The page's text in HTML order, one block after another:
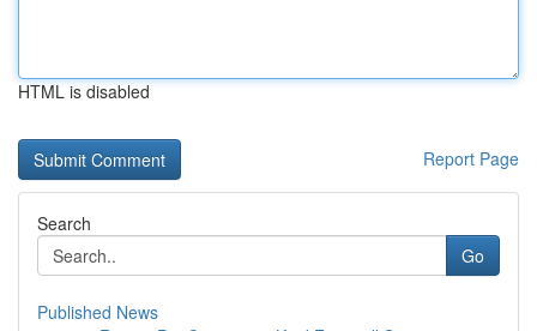
HTML is disabled
Report Page
Search
Go
Published News